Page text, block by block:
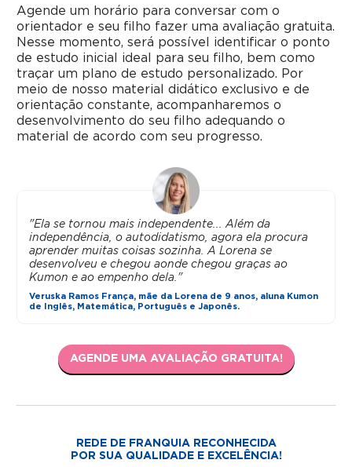
Agende um horário para conversar com o
orientador e seu filho fazer uma avaliação gratuita.
Nesse momento, será possível identificar o ponto
de estudo inicial ideal para seu filho, bem como
traçar um plano de estudo personalizado. Por
meio de nosso material didático exclusivo e de
orientação constante, acompanharemos o
desenvolvimento do seu filho adequando o
material de acordo com seu progresso.
"Ela se tornou mais independente... Além da
independência, o autodidatismo, agora ela procura
aprender muitas coisas sozinha. A Lorena se
desenvolveu e chegou aonde chegou graças ao
Kumon e ao empenho dela."
Veruska Ramos França, mãe da Lorena de 9 anos, aluna Kumon
de Inglês, Matemática, Português e Japonês.
AGENDE UMA AVALIAÇÃO GRATUITA!
REDE DE FRANQUIA RECONHECIDA
POR SUA QUALIDADE E EXCELÊNCIA!